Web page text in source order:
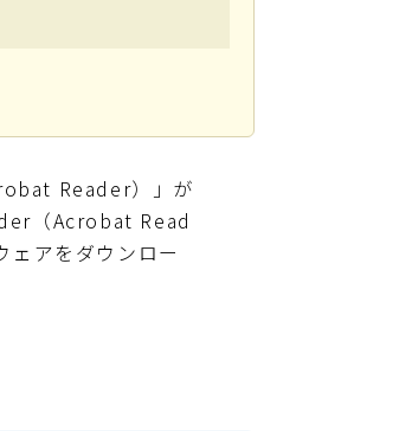
Reader）」が
（Acrobat Read
ェアをダウンロー